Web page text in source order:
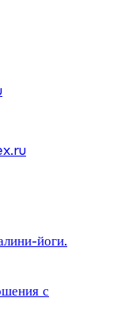
йоги.
с